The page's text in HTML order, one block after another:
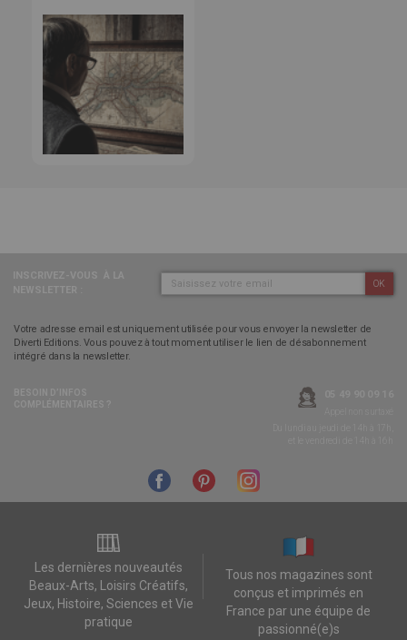
OK
Votre adresse email est uniquement utilisée pour vous envoyer la newsletter de
Diverti Editions. Vous pouvez à tout moment utiliser le lien de désabonnement
intégré dans la newsletter.
Les dernières nouveautés
Beaux-Arts, Loisirs Créatifs,
Jeux, Histoire, Sciences et Vie
pratique
Tous nos magazines sont
conçus et imprimés en
France par une équipe de
passionné(e)s